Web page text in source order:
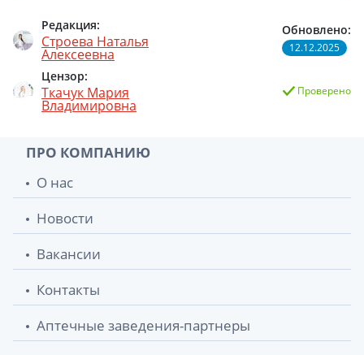
Редакция:
Строева Наталья
Алексеевна
Цензор:
Ткачук Мария
Владимировна
Обновлено:
12.12.2025
Проверено
ПРО КОМПАНИЮ
О нас
Новости
Вакансии
Контакты
Аптечные заведения-партнеры